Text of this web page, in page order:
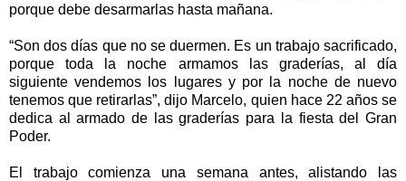
porque debe desarmarlas hasta mañana.
“Son dos días que no se duermen. Es un trabajo sacrificado,
porque toda la noche armamos las graderías, al día
siguiente vendemos los lugares y por la noche de nuevo
tenemos que retirarlas”, dijo Marcelo, quien hace 22 años se
dedica al armado de las graderías para la fiesta del Gran
Poder.
El trabajo comienza una semana antes, alistando las